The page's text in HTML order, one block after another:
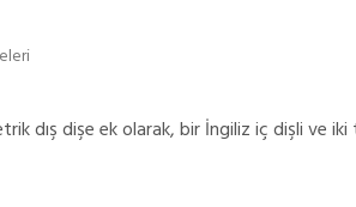
dış dişe ek olarak, bir İngiliz iç dişli ve iki